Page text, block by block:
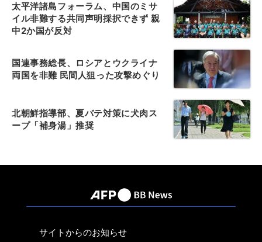
太平洋諸島フォーラム、中国のミサ
イル非難する共同声明採択できず 親
中2か国が反対
国連事務総長、ロシアとウクライナ
両国を非難 民間人狙った攻撃めぐり
北朝鮮指導部、夏バテ対策に犬肉ス
ープ「補身湯」推奨
サイトからのお知らせ